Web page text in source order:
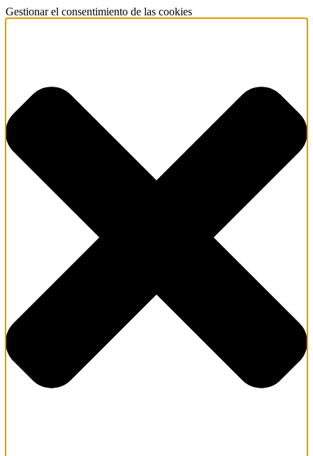
Gestionar el consentimiento de las cookies